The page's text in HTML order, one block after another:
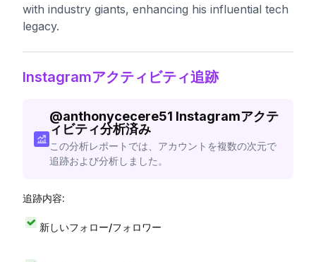
with industry giants, enhancing his influential tech
legacy.
Instagramアクティビティ追跡
@anthonycecere51 Instagramアクテ
ィビティ分析済み
この分析レポートでは、アカウントを複数の次元で
追跡および分析しました。
追跡内容:
新しいフォロー/フォロワー